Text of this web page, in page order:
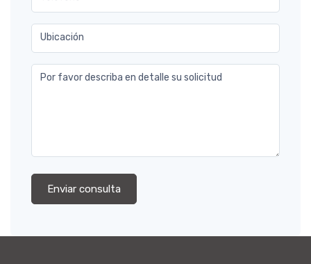
Ubicación
Por favor describa en detalle su solicitud
Enviar consulta